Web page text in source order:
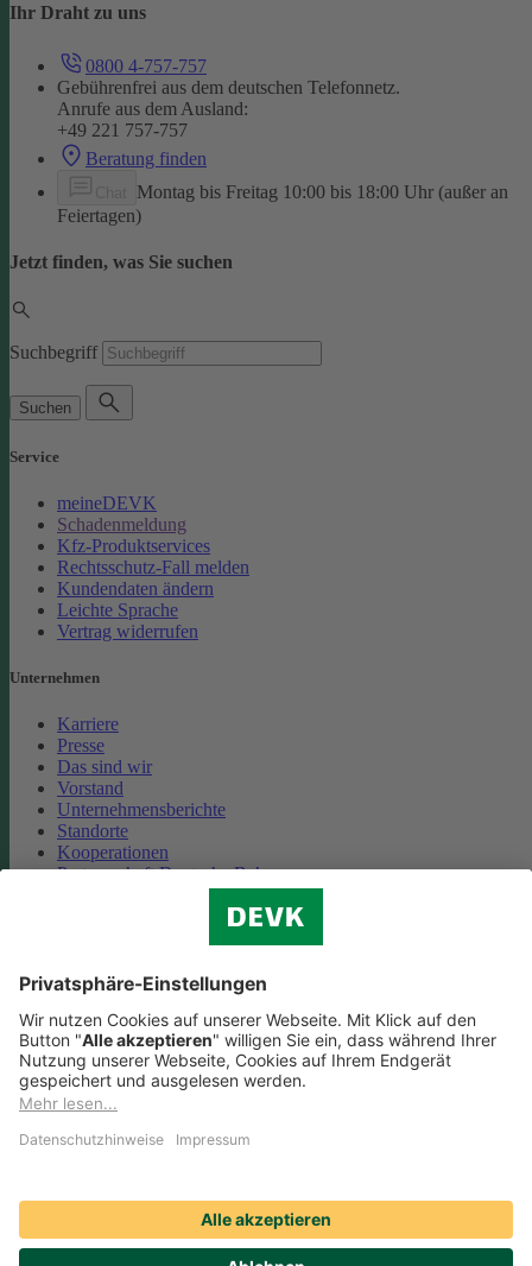
Ihr Draht zu uns
0800 4-757-757
Gebührenfrei aus dem deutschen Telefonnetz.
Anrufe aus dem Ausland:
+49 221 757-757
Beratung finden
Montag bis Freitag 10:00 bis 18:00 Uhr (außer an
Feiertagen)
Jetzt finden, was Sie suchen
Suchbegriff
Suchen
Service
meineDEVK
Schadenmeldung
Kfz-Produktservices
Rechtsschutz-Fall melden
Kundendaten ändern
Leichte Sprache
Vertrag widerrufen
Unternehmen
Karriere
Presse
Das sind wir
Vorstand
Unternehmensberichte
Standorte
Kooperationen
Partnerschaft Deutsche Bahn
Cookie-Einstellungen
Datenschutz
Impressum
Streitbeilegung
Nutzungshinweise
Compliance
Social Media Icons sowie Verlinkungen, die mit